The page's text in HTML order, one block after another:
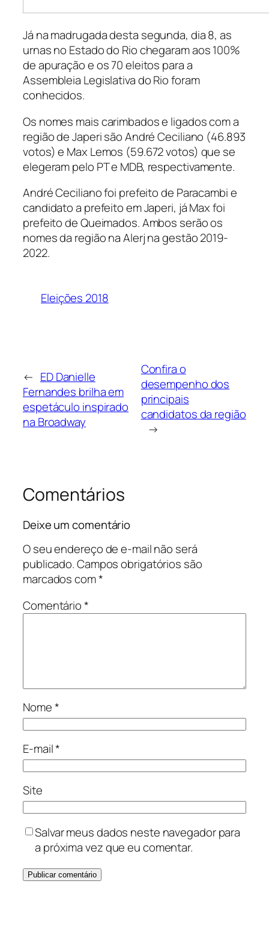
Já na madrugada desta segunda, dia 8, as
urnas no Estado do Rio chegaram aos 100%
de apuração e os 70 eleitos para a
Assembleia Legislativa do Rio foram
conhecidos.
Os nomes mais carimbados e ligados com a
região de Japeri são André Ceciliano (46.893
votos) e Max Lemos (59.672 votos) que se
elegeram pelo PT e MDB, respectivamente.
André Ceciliano foi prefeito de Paracambi e
candidato a prefeito em Japeri, já Max foi
prefeito de Queimados. Ambos serão os
nomes da região na Alerj na gestão 2019-
2022.
Eleições 2018
← ED Danielle
Fernandes brilha em
espetáculo inspirado
na Broadway
Confira o
desempenho dos
principais
candidatos da região
→
Comentários
Deixe um comentário
O seu endereço de e-mail não será
publicado.Campos obrigatórios são
marcados com*
Comentário*
Nome*
E-mail*
Site
Salvar meus dados neste navegador para
a próxima vez que eu comentar.